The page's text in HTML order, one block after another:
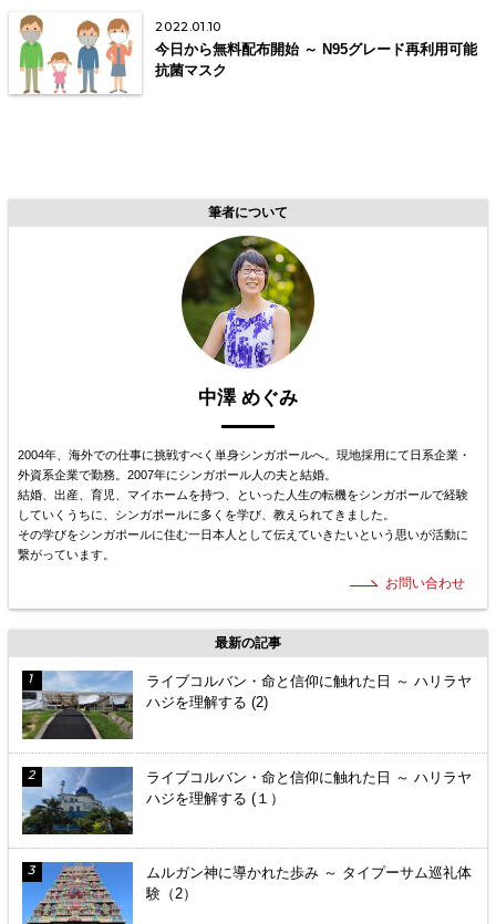
2022.01.10
今日から無料配布開始 ～ N95グレード再利用可能
抗菌マスク
筆者について
中澤 めぐみ
2004年、海外での仕事に挑戦すべく単身シンガポールへ。現地採用にて日系企業・
外資系企業で勤務。2007年にシンガポール人の夫と結婚。
結婚、出産、育児、マイホームを持つ、といった人生の転機をシンガポールで経験
していくうちに、シンガポールに多くを学び、教えられてきました。
その学びをシンガポールに住む一日本人として伝えていきたいという思いが活動に
繋がっています。
お問い合わせ
最新の記事
ライブコルバン・命と信仰に触れた日 ～ ハリラヤ
ハジを理解する (2)
ライブコルバン・命と信仰に触れた日 ～ ハリラヤ
ハジを理解する (１）
ムルガン神に導かれた歩み ～ タイプーサム巡礼体
験（2）